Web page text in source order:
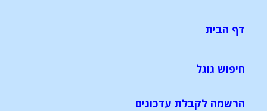
דף הבית
חיפוש גוגל
הרשמה לקבלת עדכונים